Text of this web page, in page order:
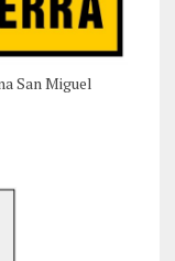
San Miguel